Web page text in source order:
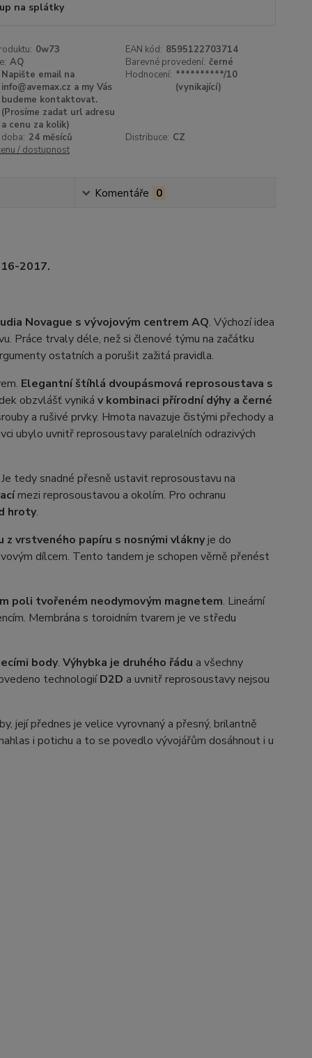
na splátky
0w73 EAN kód: 8595122703714
AQ Barevné provedení: černé
Napište email na
info@avemax.cz a my Vás
budeme kontaktovat.
(Prosíme zadat url adresu
a cenu za kolik)
Hodnocení: **********/10
(vynikající)
24 měsíců Distribuce: CZ
/ dostupnost
Komentáře 0
2017.
Novague s vývojovým centrem AQ. Výchozí idea
Práce trvaly déle, než si členové týmu na začátku
ostatních a porušit zažitá pravidla.
Elegantní štíhlá dvoupásmová reprosoustava s
obzvlášť vyniká v kombinaci přírodní dýhy a černé
a rušivé prvky. Hmota navazuje čistými přechody a
ubylo uvnitř reprosoustavy paralelních odrazivých
Je tedy snadné přesně ustavit reprosoustavu na
mezi reprosoustavou a okolím. Pro ochranu
hroty.
vrstveného papíru s nosnými vláknyje do
dílcem. Tento tandem je schopen věrně přenést
poli tvořeném neodymovým magnetem. Lineární
Membrána s toroidním tvarem je ve středu
body. Výhybka je druhého řádu a všechny
technologiíD2D a uvnitř reprosoustavy nejsou
její přednes je velice vyrovnaný a přesný, brilantně
i potichu a to se povedlo vývojářům dosáhnout i u